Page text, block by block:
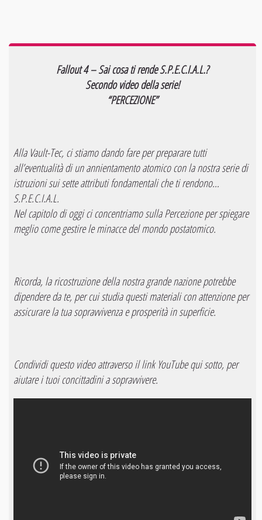
Fallout 4 – Sai cosa ti rende S.P.E.C.I.A.L.?
Secondo video della serie!
“PERCEZIONE”
Alla Vault-Tec, ci stiamo dando fare per preparare tutti
all’eventualità di un annientamento atomico con la nostra serie di
istruzioni sui sette attributi fondamentali che ti rendono…
S.P.E.C.I.A.L.
Nel capitolo di oggi ci concentriamo sulla Percezione per spiegare
meglio come gestire le minacce del mondo postatomico.
Ricorda, la ricostruzione della nostra grande nazione potrebbe
dipendere da te, per cui studia questi materiali con attenzione per
assicurare la tua sopravvivenza e prosperità in superficie.
Condividi questo video attraverso il link YouTube qui sotto, per
aiutare i tuoi concittadini a sopravvivere.